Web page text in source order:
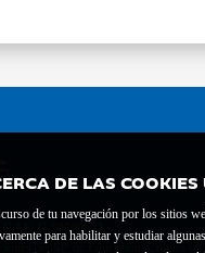
DE LAS
de tu navegación por los sitios
para habilitar y estudiar
G-50000652.
del Mº de Educación, Cultura y